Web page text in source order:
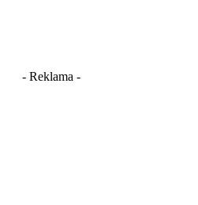
- Reklama -